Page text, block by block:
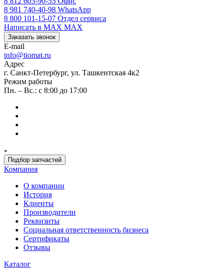
8 981 740-40-98 WhatsApp
8 800 101-15-07 Отдел сервиса
Написать в MAX MAX
Заказать звонок
E-mail
info@tiomat.ru
Адрес
г. Санкт-Петербург, ул. Ташкентская 4к2
Режим работы
Пн. – Вс.: с 8:00 до 17:00
Подбор запчастей
Компания
О компании
История
Клиенты
Производители
Реквизиты
Социальная ответственность бизнеса
Сертификаты
Отзывы
Каталог